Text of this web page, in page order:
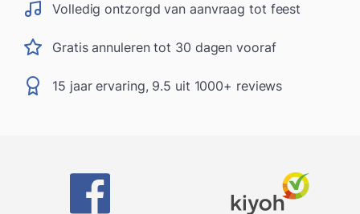
Volledig ontzorgd van aanvraag tot feest
Gratis annuleren tot 30 dagen vooraf
15 jaar ervaring, 9.5 uit 1000+ reviews